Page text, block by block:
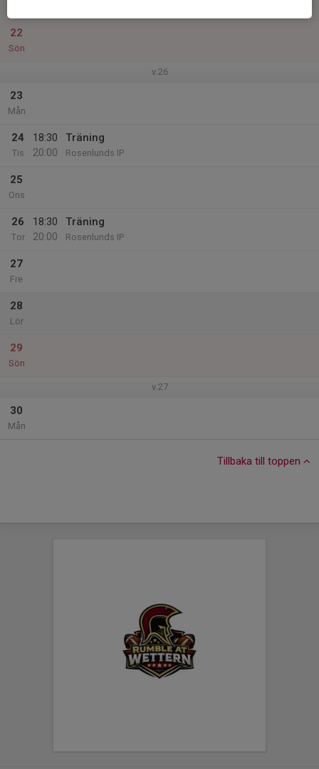
22
Sön
v.26
23
Mån
24
Tis
18:30
20:00
Träning
Rosenlunds IP
25
Ons
26
Tor
18:30
20:00
Träning
Rosenlunds IP
27
Fre
28
Lör
29
Sön
v.27
30
Mån
Tillbaka till toppen